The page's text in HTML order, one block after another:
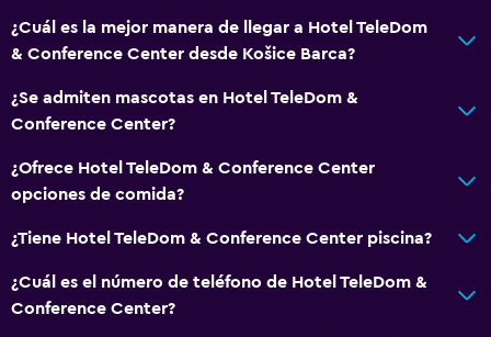
Ascensor
Cámaras CCTV en el exterior
Botiquín de primeros auxilios
Cámaras CCTV en zonas comunes
¿Cuál es la mejor manera de llegar a Hotel TeleDom
& Conference Center desde Košice Barca?
¿Se admiten mascotas en Hotel TeleDom &
Conference Center?
¿Ofrece Hotel TeleDom & Conference Center
opciones de comida?
¿Tiene Hotel TeleDom & Conference Center piscina?
¿Cuál es el número de teléfono de Hotel TeleDom &
Conference Center?